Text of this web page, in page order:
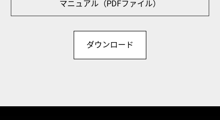
マニュアル（PDFファイル）
ダウンロード